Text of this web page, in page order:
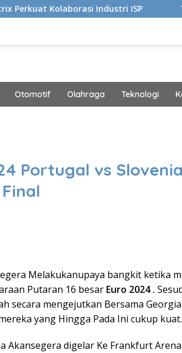
Industri ISP Terlanjur
Otomotif Olahraga Teknologi
Portugal vs
Melakukanupaya bangkit ketika
Putaran 16 besar Euro 2024 .
secara mengejutkan Bersama
yang Hingga Pada Ini cukup kuat.
Akansegera digelar Ke Frankfurt